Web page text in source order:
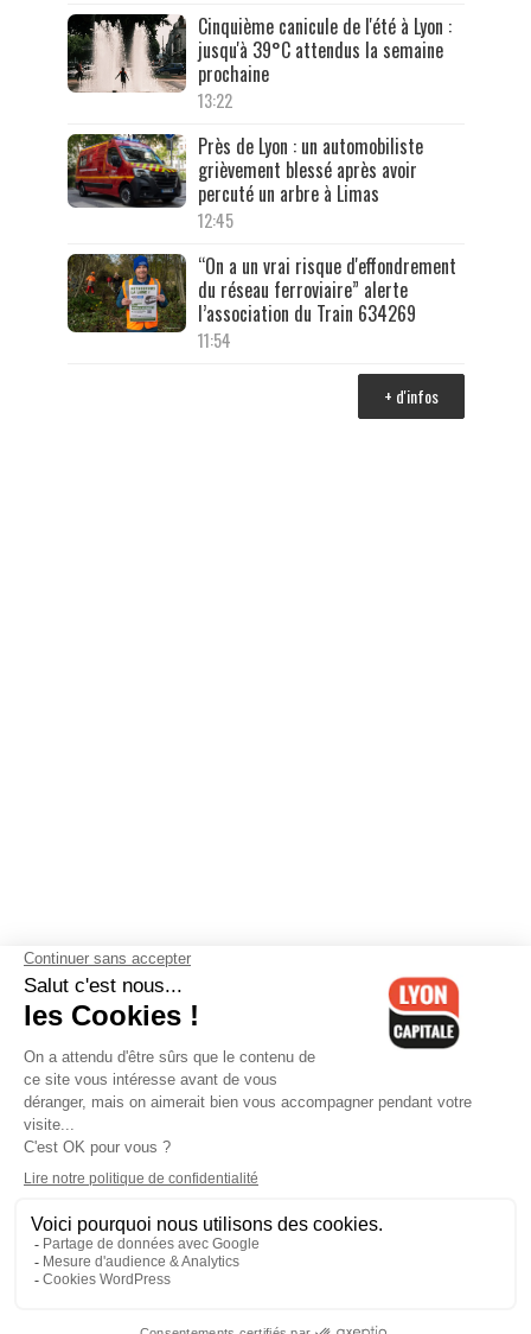
Cinquième canicule de l'été à Lyon :
jusqu'à 39°C attendus la semaine
prochaine
13:22
Près de Lyon : un automobiliste
grièvement blessé après avoir
percuté un arbre à Limas
12:45
“On a un vrai risque d'effondrement
du réseau ferroviaire” alerte
l’association du Train 634269
11:54
+ d'infos
Contactez-nous-Mentions légales-CGV-Politique de
confidentialité-Gestion des cookies